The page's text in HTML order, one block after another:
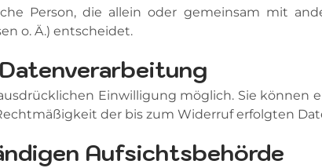
Person, die allein oder gemeinsam mit
o. Ä.) entscheidet.
Einwilligung möglich. Sie können
der bis zum Widerruf erfolgten
Aufsichtsbehörde